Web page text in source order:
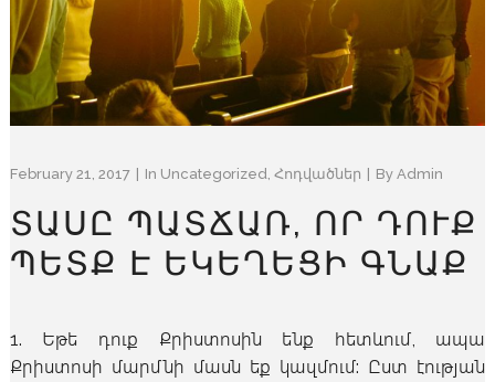
February 21, 2017 In Uncategorized, Հոդվածներ By Admin
ՏԱՍԸ ՊԱՏՃԱՌ, ՈՐ ԴՈՒՔ
ՊԵՏՔ Է ԵԿԵՂԵՑԻ ԳՆԱՔ
1. Եթե դուք Քրիստոսին ենք հետևում, ապա
Քրիստոսի մարմնի մասն եք կազմում: Ըստ էության